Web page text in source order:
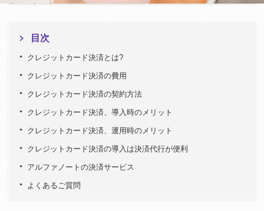
Introduction cost
目次
クレジットカード決済とは?
クレジットカード決済の費用
クレジットカード決済の契約方法
クレジットカード決済、導入時のメリット
クレジットカード決済、運用時のメリット
クレジットカード決済の導入は決済代行が便利
アルファノートの決済サービス
よくあるご質問